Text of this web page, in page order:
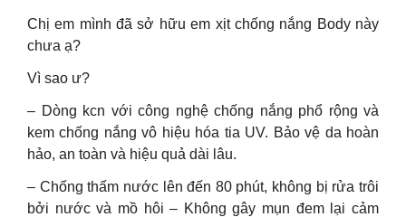
Chị em mình đã sở hữu em xịt chống nắng Body này
chưa ạ?
Vì sao ư?
– Dòng kcn với công nghệ chống nắng phổ rộng và
kem chống nắng vô hiệu hóa tia UV. Bảo vệ da hoàn
hảo, an toàn và hiệu quả dài lâu.
– Chống thấm nước lên đến 80 phút, không bị rửa trôi
bởi nước và mồ hôi – Không gây mụn đem lại cảm